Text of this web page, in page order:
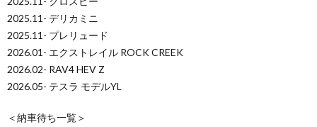
2025.11- デリカミニ
2025.11- プレリュード
2026.01- エクストレイル ROCK CREEK
2026.02- RAV4 HEV Z
2026.05- テスラ モデルYL
＜納車待ち一覧＞